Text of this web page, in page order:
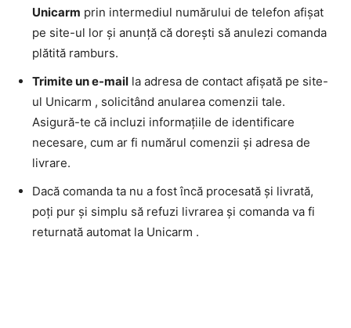
Unicarm prin intermediul numărului de telefon afișat
pe site-ul lor și anunță că dorești să anulezi comanda
plătită ramburs.
Trimite un e-mail la adresa de contact afișată pe site-
ul Unicarm , solicitând anularea comenzii tale.
Asigură-te că incluzi informațiile de identificare
necesare, cum ar fi numărul comenzii și adresa de
livrare.
Dacă comanda ta nu a fost încă procesată și livrată,
poți pur și simplu să refuzi livrarea și comanda va fi
returnată automat la Unicarm .